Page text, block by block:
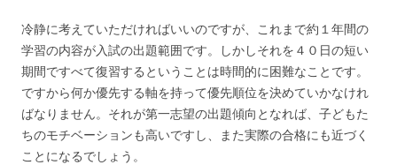
冷静に考えていただければいいのですが、これまで約１年間の
学習の内容が入試の出題範囲です。しかしそれを４０日の短い
期間ですべて復習するということは時間的に困難なことです。
ですから何か優先する軸を持って優先順位を決めていかなけれ
ばなりません。それが第一志望の出題傾向となれば、子どもた
ちのモチベーションも高いですし、また実際の合格にも近づく
ことになるでしょう。